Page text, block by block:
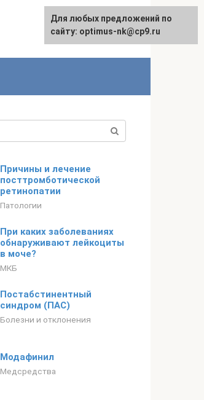
English
Причины и лечение
посттромботической
ретинопатии
Патологии
При каких заболеваниях
обнаруживают лейкоциты
в моче?
МКБ
Постабстинентный
синдром (ПАС)
Болезни и отклонения
Модафинил
Медсредства
Для любых предложений по
сайту: optimus-nk@cp9.ru